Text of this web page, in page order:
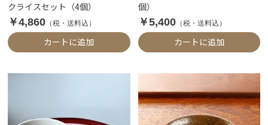
クライスセット（4個）
￥4,860 （税・送料込）
カートに追加
個）
￥5,400（税・送料込）
カートに追加